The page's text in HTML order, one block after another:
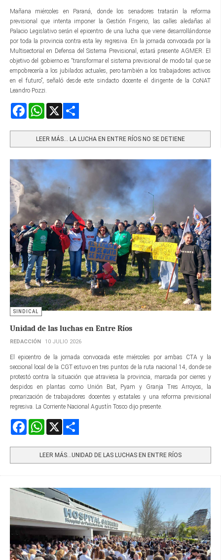
Mañana miércoles en Paraná, donde los senadores tratarán la reforma
previsional que intenta imponer la Gestión Frigerio, las calles aledañas al
Palacio Legislativo serán el epicentro de una lucha que viene desarrollándonse
por toda la provincia contra esta ley regresiva. En la jornada convocada por la
Multisectorial en Defensa del Sistema Previsional, estará presente AGMER. El
objetivo del gobierno es “transformar el sistema previsional de modo tal que se
empobrecería a los jubilados actuales, pero también a los trabajadores activos
en el futuro”, señaló desde este sindacto docente el dirigente de la CoNAT
Leandro Pozzi.
FacebookWhatsApp
LEER MÁS… LA LUCHA EN ENTRE RÍOS NO SE DETIENE
SINDICAL
Unidad de las luchas en Entre Ríos
REDACCIÓN 10 JULIO 2026
El epicentro de la jornada convocada este miércoles por ambas CTA y la
seccional local de la CGT estuvo en tres puntos de la ruta nacional 14, donde se
protestó contra la situación que atraviesa la provincia, marcada por cierres y
despidos en plantas como Unión Bat, Pyam y Granja Tres Arroyos, la
precarización de trabajadores docentes y estatales y una reforma previsional
regresiva. La Corriente Nacional Agustín Tosco dijo presente.
FacebookWhatsApp
LEER MÁS…UNIDAD DE LAS LUCHAS EN ENTRE RÍOS